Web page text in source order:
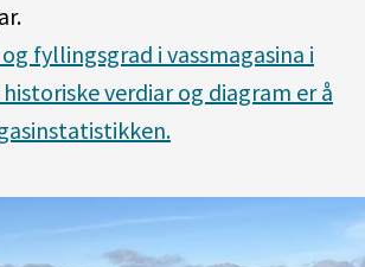
fyllingsgrad i vassmagasina i
verdiar og diagram er å